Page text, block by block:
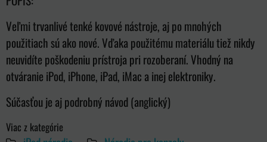
Veľmi trvanlivé tenké kovové nástroje, aj po mnohých
použitiach sú ako nové. Vďaka použitému materiálu tiež nikdy
neuvidíte poškodeniu prístroja pri rozoberaní. Vhodný na
otváranie iPod, iPhone, iPad, iMac a inej elektroniky.
Súčasťou je aj podrobný návod (anglický)
Viac z kategórie